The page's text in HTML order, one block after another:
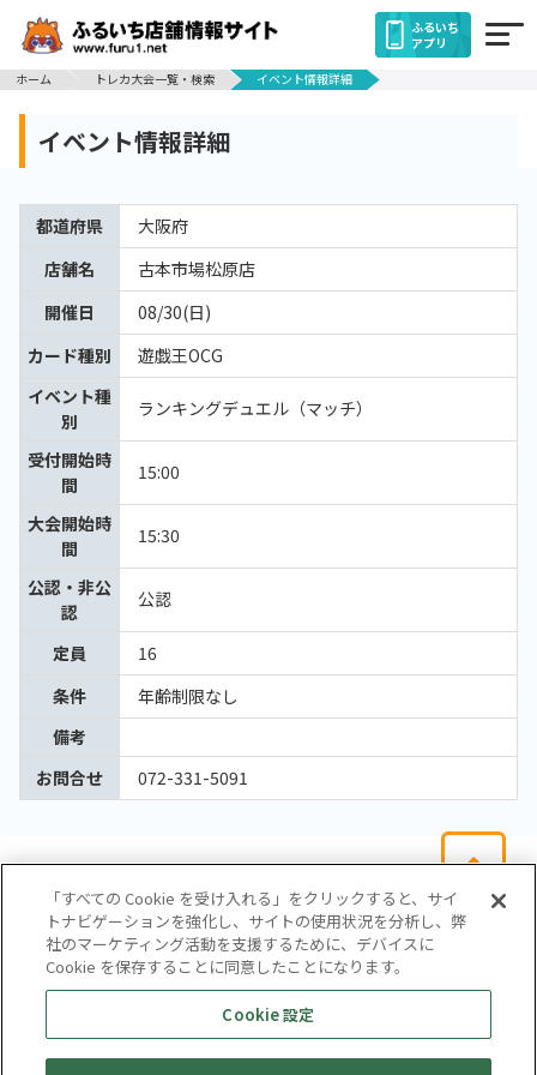
ふるいち
アプリ
ホーム
トレカ大会一覧・検索 イベント情報詳細
イベント情報詳細
都道府県
大阪府
店舗名
古本市場松原店
開催日
08/30(日)
カード種別
遊戯王OCG
イベント種
別
ランキングデュエル（マッチ）
受付開始時
間
15:00
大会開始時
間
15:30
公認・非公
認
公認
定員
16
条件
年齢制限なし
備考
お問合せ
072-331-5091
会社概要
サイトマップ
お問い合わせ
個人情報保護方針
株式会社テイツー
「すべての Cookie を受け入れる」をクリックすると、サイ
トナビゲーションを強化し、サイトの使用状況を分析し、弊
社のマーケティング活動を支援するために、デバイスに
Cookie を保存することに同意したことになります。
Cookie 設定